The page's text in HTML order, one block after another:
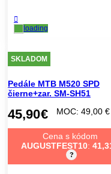
SKLADOM
Pedále MTB M520 SPD
čierne+zar. SM-SH51
45,90€ MOC: 49,00 €
Cena s kódom
AUGUSTFEST10:
?